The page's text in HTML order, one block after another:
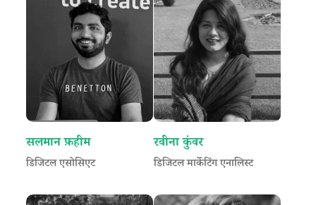
सलमान फ़हीम
डिजिटल एसोसिएट
रवीना कुंवर
डिजिटल मार्केटिंग एनालिस्ट